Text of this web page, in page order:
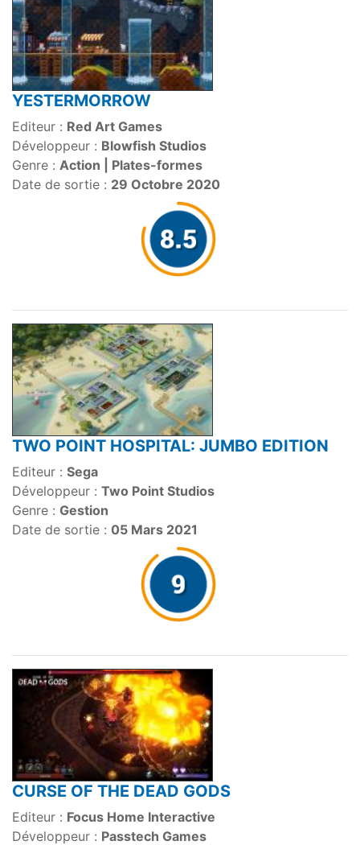
YESTERMORROW
Editeur : Red Art Games
Développeur : Blowfish Studios
Genre : Action | Plates-formes
Date de sortie : 29 Octobre 2020
TWO POINT HOSPITAL: JUMBO EDITION
Editeur : Sega
Développeur : Two Point Studios
Genre : Gestion
Date de sortie : 05 Mars 2021
CURSE OF THE DEAD GODS
Editeur : Focus Home Interactive
Développeur : Passtech Games